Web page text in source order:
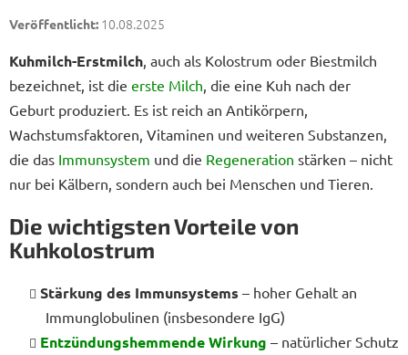
10.08.2025
Kuhmilch-Erstmilch, auch als Kolostrum oder Biestmilch
bezeichnet, ist die erste Milch, die eine Kuh nach der
Geburt produziert. Es ist reich an Antikörpern,
Wachstumsfaktoren, Vitaminen und weiteren Substanzen,
die das Immunsystem und die Regeneration stärken – nicht
nur bei Kälbern, sondern auch bei Menschen und Tieren.
Die wichtigsten Vorteile von
Kuhkolostrum
Stärkung des Immunsystems – hoher Gehalt an
Immunglobulinen (insbesondere IgG)
Entzündungshemmende Wirkung – natürlicher Schutz